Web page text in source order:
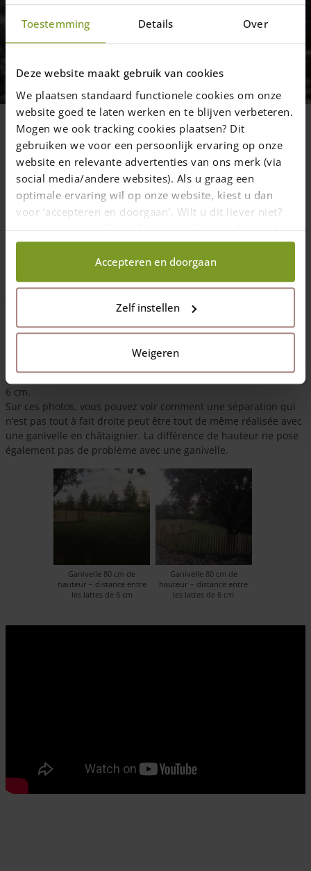
Toestemming Details Over
Deze website maakt gebruik van cookies
We plaatsen standaard functionele cookies om onze
website goed te laten werken en te blijven verbeteren.
Mogen we ook tracking cookies plaatsen? Dit
gebruiken we voor een persoonlijk ervaring op onze
website en relevante advertenties van ons merk (via
social media/andere websites). Als u graag een
optimale ervaring wil op onze website, kiest u dan
voor ‘accepteren en doorgaan'. Wilt u dit liever niet?
Kies dan voor ‘zelf instellen’ en geef aan welke cookies
wij wel mogen verzamelen.
Accepteren en doorgaan
Zelf instellen
Weigeren
13 février 2019 —
1 min read
C’est pour nous un très bon début de semaine ! Un petit merci
d’un client, quelques photos et une vidéo du résultat final pour
partager avec nos autres clients ; vous donc !
Nous souhaitions encore vous remercier chaleureusement pour vos
bons services, nous sommes très contents ! En pièce jointe, une
Cordialement, William
Voici : La clôture que vous voyez ici est une ganivelle en
châtaigner de 80 cm de haut et disposant de lattes espacées de
6 cm.
Sur ces photos, vous pouvez voir comment une séparation qui
n’est pas tout à fait droite peut être tout de même réalisée avec
une ganivelle en châtaignier. La différence de hauteur ne pose
également pas de problème avec une ganivelle.
Ganivelle 80 cm de
hauteur – distance entre
les lattes de 6 cm
Ganivelle 80 cm de
hauteur – distance entre
les lattes de 6 cm